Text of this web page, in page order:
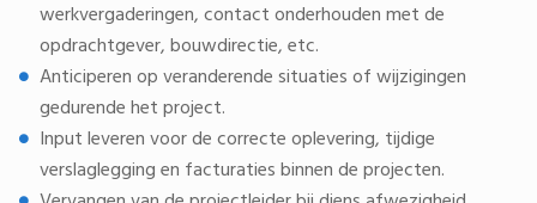
werkvergaderingen, contact onderhouden met de
opdrachtgever, bouwdirectie, etc.
Anticiperen op veranderende situaties of wijzigingen
gedurende het project.
Input leveren voor de correcte oplevering, tijdige
verslaglegging en facturaties binnen de projecten.